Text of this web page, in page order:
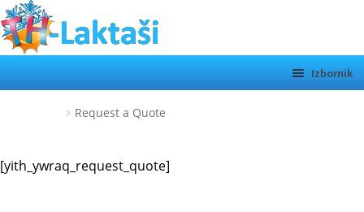
Preskoči
na
navigaciju
Skoči
do
sadržaja
Izbornik
TH LAKTAŠI
SHOP
Request a Quote
[yith_ywraq_request_quote]